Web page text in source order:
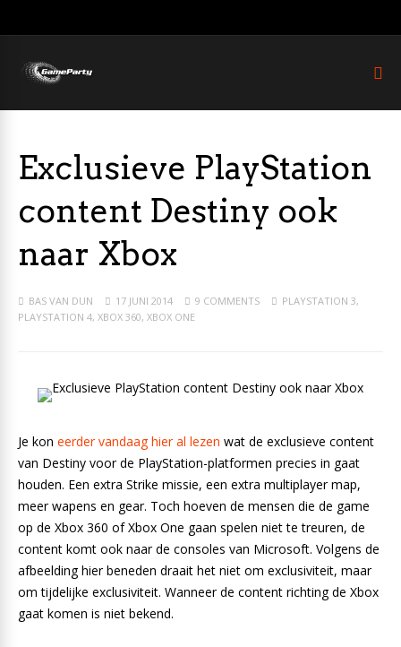
Exclusieve PlayStation
content Destiny ook
naar Xbox
BAS VAN DUN 17 JUNI 2014 9 COMMENTS PLAYSTATION 3,
PLAYSTATION 4, XBOX 360, XBOX ONE
Je kon eerder vandaag hier al lezen wat de exclusieve content
van Destiny voor de PlayStation-platformen precies in gaat
houden. Een extra Strike missie, een extra multiplayer map,
meer wapens en gear. Toch hoeven de mensen die de game
op de Xbox 360 of Xbox One gaan spelen niet te treuren, de
content komt ook naar de consoles van Microsoft. Volgens de
afbeelding hier beneden draait het niet om exclusiviteit, maar
om tijdelijke exclusiviteit. Wanneer de content richting de Xbox
gaat komen is niet bekend.